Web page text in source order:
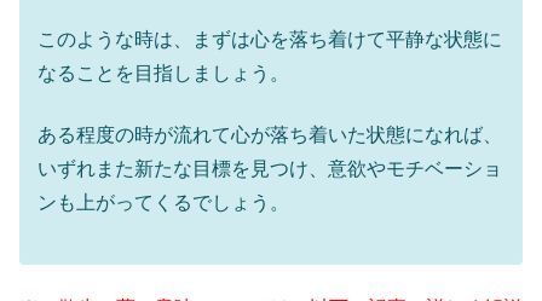
このような時は、まずは心を落ち着けて平静な状態に
なることを目指しましょう。
ある程度の時が流れて心が落ち着いた状態になれば、
いずれまた新たな目標を見つけ、意欲やモチベーショ
ンも上がってくるでしょう。